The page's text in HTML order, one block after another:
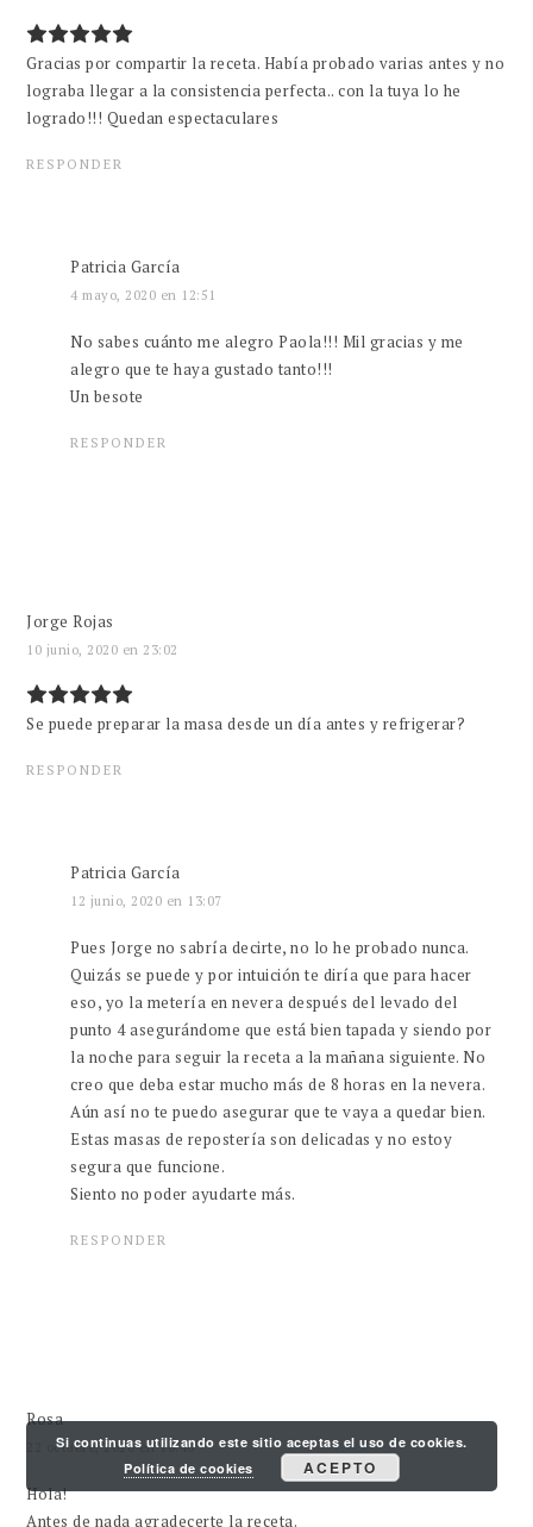
Gracias por compartir la receta. Había probado varias antes y no
lograba llegar a la consistencia perfecta.. con la tuya lo he
logrado!!! Quedan espectaculares
RESPONDER
Patricia García
4 mayo, 2020 en 12:51
No sabes cuánto me alegro Paola!!! Mil gracias y me
alegro que te haya gustado tanto!!!
Un besote
RESPONDER
Jorge Rojas
10 junio, 2020 en 23:02
Se puede preparar la masa desde un día antes y refrigerar?
RESPONDER
Patricia García
12 junio, 2020 en 13:07
Pues Jorge no sabría decirte, no lo he probado nunca.
Quizás se puede y por intuición te diría que para hacer
eso, yo la metería en nevera después del levado del
punto 4 asegurándome que está bien tapada y siendo por
la noche para seguir la receta a la mañana siguiente. No
creo que deba estar mucho más de 8 horas en la nevera.
Aún así no te puedo asegurar que te vaya a quedar bien.
Estas masas de repostería son delicadas y no estoy
segura que funcione.
Siento no poder ayudarte más.
RESPONDER
Rosa
22 octubre, 2020 en 10:40
Hola!
Antes de nada agradecerte la receta.
Si continuas utilizando este sitio aceptas el uso de cookies.
Política de cookies
ACEPTO